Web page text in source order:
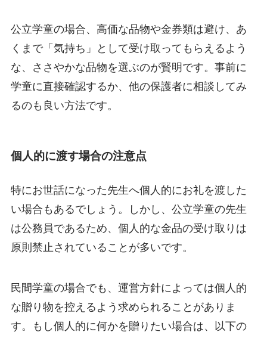
公立学童の場合、高価な品物や金券類は避け、あ
くまで「気持ち」として受け取ってもらえるよう
な、ささやかな品物を選ぶのが賢明です。事前に
学童に直接確認するか、他の保護者に相談してみ
るのも良い方法です。
個人的に渡す場合の注意点
特にお世話になった先生へ個人的にお礼を渡した
い場合もあるでしょう。しかし、公立学童の先生
は公務員であるため、個人的な金品の受け取りは
原則禁止されていることが多いです。
民間学童の場合でも、運営方針によっては個人的
な贈り物を控えるよう求められることがありま
す。もし個人的に何かを贈りたい場合は、以下の